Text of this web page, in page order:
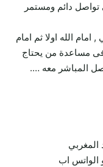
تواصل دائم ومستمر
الله اولا ثم امام
مساعدة من يحتاج
المباشر معه ….
المغربي
الواتس اب